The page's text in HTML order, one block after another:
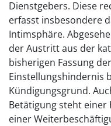
Dienstgebers. Diese
erfasst insbesondere
Intimsphäre.
der Austritt aus der
bisherigen Fassung
Einstellungshindernis
Kündigungsgrund.
Betätigung steht einer
einer